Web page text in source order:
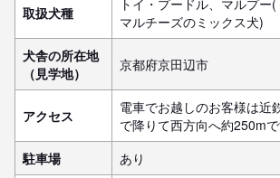
取扱犬種
マルチーズのミックス犬)
犬舎の所在地
（見学地）
京都府京田辺市
アクセス
電車でお越しのお客様は近
で降りて西方向へ約250m
駐車場
あり